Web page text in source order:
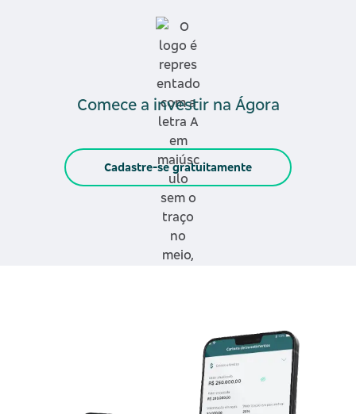
Comece a investir na Ágora
Cadastre-se gratuitamente